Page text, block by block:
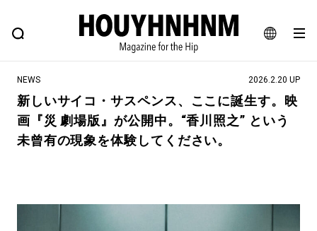
JA
EN
FEATURE BLOG SNAP
ヒップなファッション、カルチャー、ライフスタイルWEBマガジン
#注目のタグ
#NEW VINTAGE #マイナーグッド図鑑
#路地裏てぃーん。
NEWS 2026.2.20 UP
新しいサイコ・サスペンス、ここに誕生す。映
画『災 劇場版』が公開中。“香川照之” という
未曾有の現象を体験してください。